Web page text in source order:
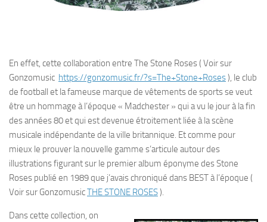
En effet, cette collaboration entre The Stone Roses ( Voir sur
Gonzomusic https://gonzomusic.fr/?s=The+Stone+Roses ), le club
de football et la fameuse marque de vêtements de sports se veut
être un hommage à l’époque « Madchester » qui a vu le jour à la fin
des années 80 et qui est devenue étroitement liée à la scène
musicale indépendante de la ville britannique. Et comme pour
mieux le prouver la nouvelle gamme s’articule autour des
illustrations figurant sur le premier album éponyme des Stone
Roses publié en 1989 que j’avais chroniqué dans BEST à l’époque (
Voir sur GonzomusicTHE STONE ROSES ).
Dans cette collection, on